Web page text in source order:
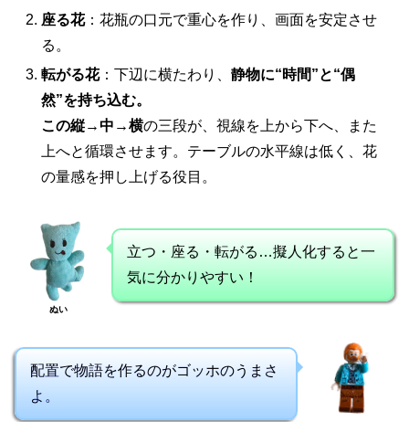
座る花：花瓶の口元で重心を作り、画面を安定させ
る。
転がる花：下辺に横たわり、静物に“時間”と“偶
然”を持ち込む。
この縦→中→横の三段が、視線を上から下へ、また
上へと循環させます。テーブルの水平線は低く、花
の量感を押し上げる役目。
ぬい
立つ・座る・転がる…擬人化すると一
気に分かりやすい！
配置で物語を作るのがゴッホのうまさ
よ。